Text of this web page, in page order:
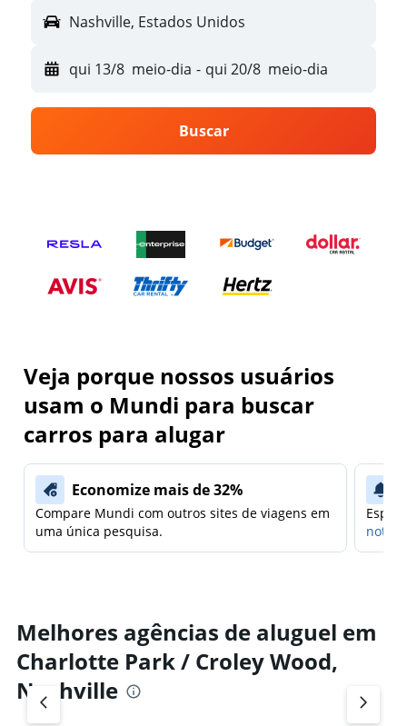
Nashville, Estados Unidos
qui 13/8 meio-dia - qui 20/8 meio-dia
Buscar
Veja porque nossos usuários
usam o Mundi para buscar
carros para alugar
Economize mais de 32%
Compare Mundi com outros sites de viagens em
uma única pesquisa.
Melhores agências de aluguel em
Charlotte Park / Croley Wood,
Nashville